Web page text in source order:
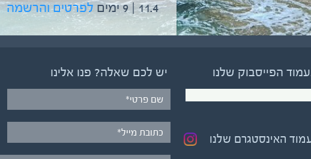
11.4 | 9 ימים לפרטים והרשמה
הפייסבוק שלנו
האינסטגרם שלנו
יש לכם שאלה? פנו אלינו